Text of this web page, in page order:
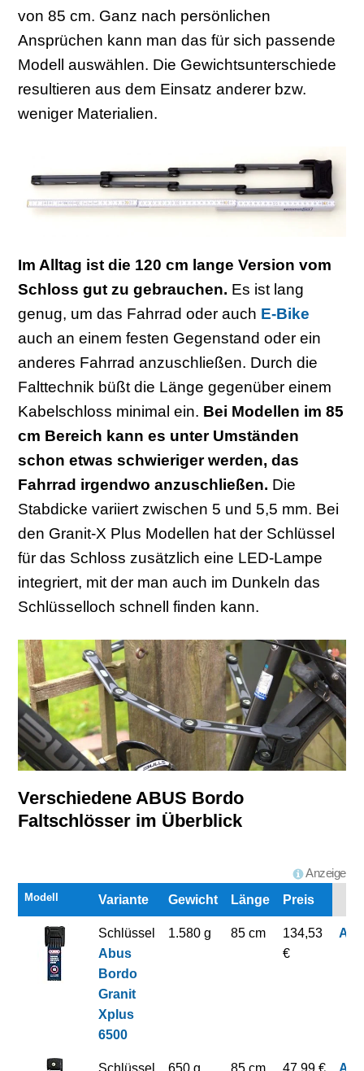
von 85 cm. Ganz nach persönlichen
Ansprüchen kann man das für sich passende
Modell auswählen. Die Gewichtsunterschiede
resultieren aus dem Einsatz anderer bzw.
weniger Materialien.
Im Alltag ist die 120 cm lange Version vom
Schloss gut zu gebrauchen. Es ist lang
genug, um das Fahrrad oder auch E-Bike
auch an einem festen Gegenstand oder ein
anderes Fahrrad anzuschließen. Durch die
Falttechnik büßt die Länge gegenüber einem
Kabelschloss minimal ein. Bei Modellen im 85
cm Bereich kann es unter Umständen
schon etwas schwieriger werden, das
Fahrrad irgendwo anzuschließen. Die
Stabdicke variiert zwischen 5 und 5,5 mm. Bei
den Granit-X Plus Modellen hat der Schlüssel
für das Schloss zusätzlich eine LED-Lampe
integriert, mit der man auch im Dunkeln das
Schlüsselloch schnell finden kann.
Verschiedene ABUS Bordo
Faltschlösser im Überblick
Anzeige
Modell Variante Gewicht Länge Preis
Schlüssel
Abus
Bordo
Granit
Xplus
6500
1.580 g 85 cm
134,53
€